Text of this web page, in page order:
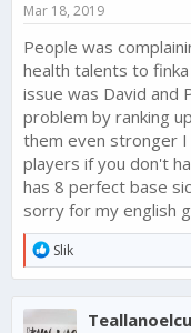
:
Mar 18, 2019
People was
health talents to
issue was David and
problem by ranking
them even stronger
players if you don't
has 8 perfect base
sorry for my english
R
e
a
c
Slik